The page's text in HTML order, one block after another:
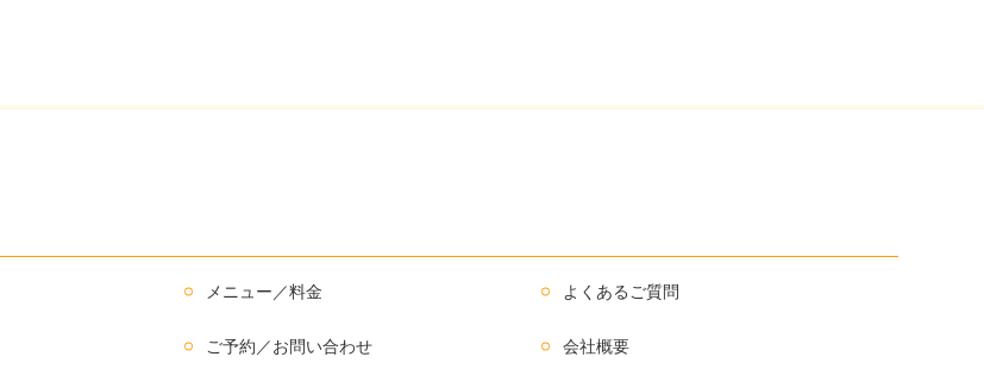
メニュー／料金 よくあるご質問
ご予約／お問い合わせ 会社概要